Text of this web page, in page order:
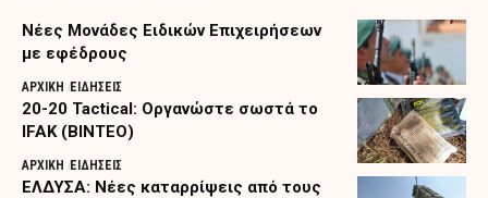
Nέες Μονάδες Ειδικών Επιχειρήσεων
με εφέδρους
ΑΡΧΙΚΗ ΕΙΔΗΣΕΙΣ
20-20 Tactical: Οργανώστε σωστά το
IFAK (ΒΙΝΤΕΟ)
ΑΡΧΙΚΗ ΕΙΔΗΣΕΙΣ
ΕΛΔΥΣΑ: Νέες καταρρίψεις από τους